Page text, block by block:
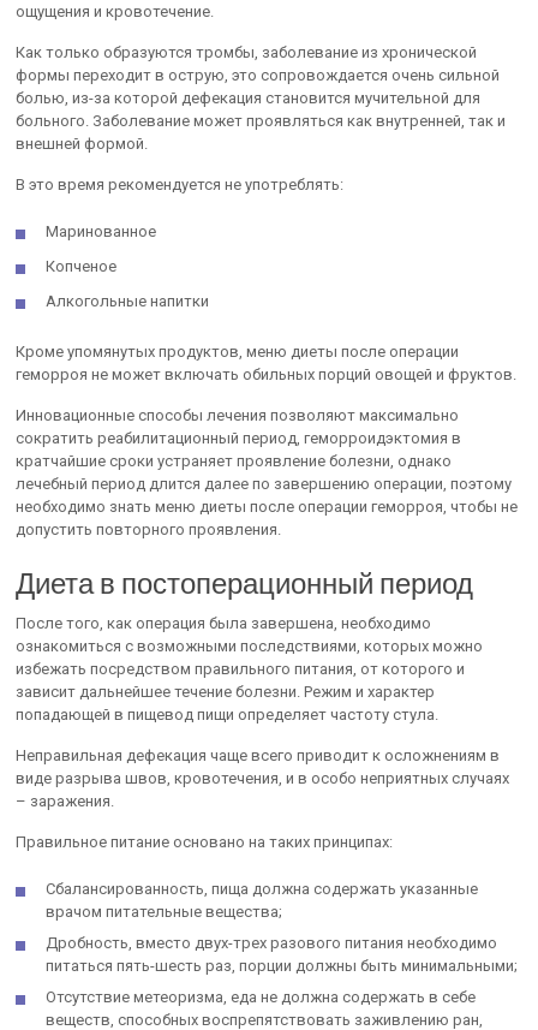
ощущения и кровотечение.
Как только образуются тромбы, заболевание из хронической
формы переходит в острую, это сопровождается очень сильной
болью, из-за которой дефекация становится мучительной для
больного. Заболевание может проявляться как внутренней, так и
внешней формой.
В это время рекомендуется не употреблять:
Маринованное
Копченое
Алкогольные напитки
Кроме упомянутых продуктов, меню диеты после операции
геморроя не может включать обильных порций овощей и фруктов.
Инновационные способы лечения позволяют максимально
сократить реабилитационный период, геморроидэктомия в
кратчайшие сроки устраняет проявление болезни, однако
лечебный период длится далее по завершению операции, поэтому
необходимо знать меню диеты после операции геморроя, чтобы не
допустить повторного проявления.
Диета в постоперационный период
После того, как операция была завершена, необходимо
ознакомиться с возможными последствиями, которых можно
избежать посредством правильного питания, от которого и
зависит дальнейшее течение болезни. Режим и характер
попадающей в пищевод пищи определяет частоту стула.
Неправильная дефекация чаще всего приводит к осложнениям в
виде разрыва швов, кровотечения, и в особо неприятных случаях
– заражения.
Правильное питание основано на таких принципах:
Сбалансированность, пища должна содержать указанные
врачом питательные вещества;
Дробность, вместо двух-трех разового питания необходимо
питаться пять-шесть раз, порции должны быть минимальными;
Отсутствие метеоризма, еда не должна содержать в себе
веществ, способных воспрепятствовать заживлению ран,